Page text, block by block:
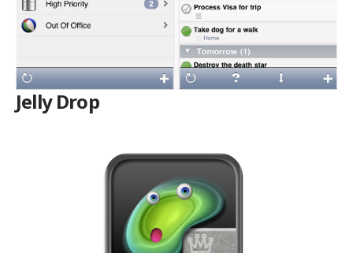
Jelly Drop